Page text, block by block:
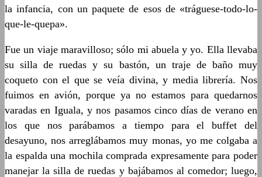
la infancia, con un paquete de esos de «tráguese-todo-lo-
que-le-quepa».
Fue un viaje maravilloso; sólo mi abuela y yo. Ella llevaba
su silla de ruedas y su bastón, un traje de baño muy
coqueto con el que se veía divina, y media librería. Nos
fuimos en avión, porque ya no estamos para quedarnos
varadas en Iguala, y nos pasamos cinco días de verano en
los que nos parábamos a tiempo para el buffet del
desayuno, nos arreglábamos muy monas, yo me colgaba a
la espalda una mochila comprada expresamente para poder
manejar la silla de ruedas y bajábamos al comedor; luego,